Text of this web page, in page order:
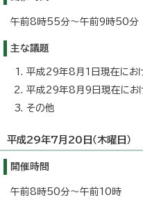
午前8時55分～午前9時50分
主な議題
平成29年8月1日現在にお
平成29年8月9日現在にお
その他
平成29年7月20日（木曜日）
開催時間
午前8時50分～午前10時